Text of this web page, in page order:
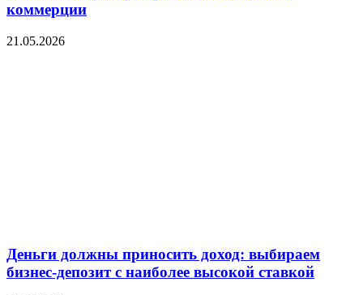
коммерции
21.05.2026
Деньги должны приносить доход: выбираем
бизнес-депозит с наиболее высокой ставкой